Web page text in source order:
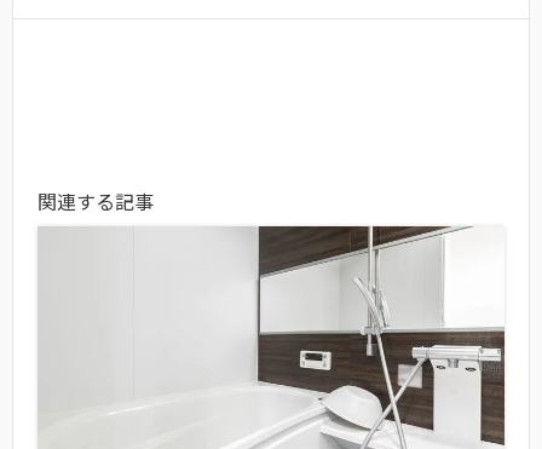
関連する記事